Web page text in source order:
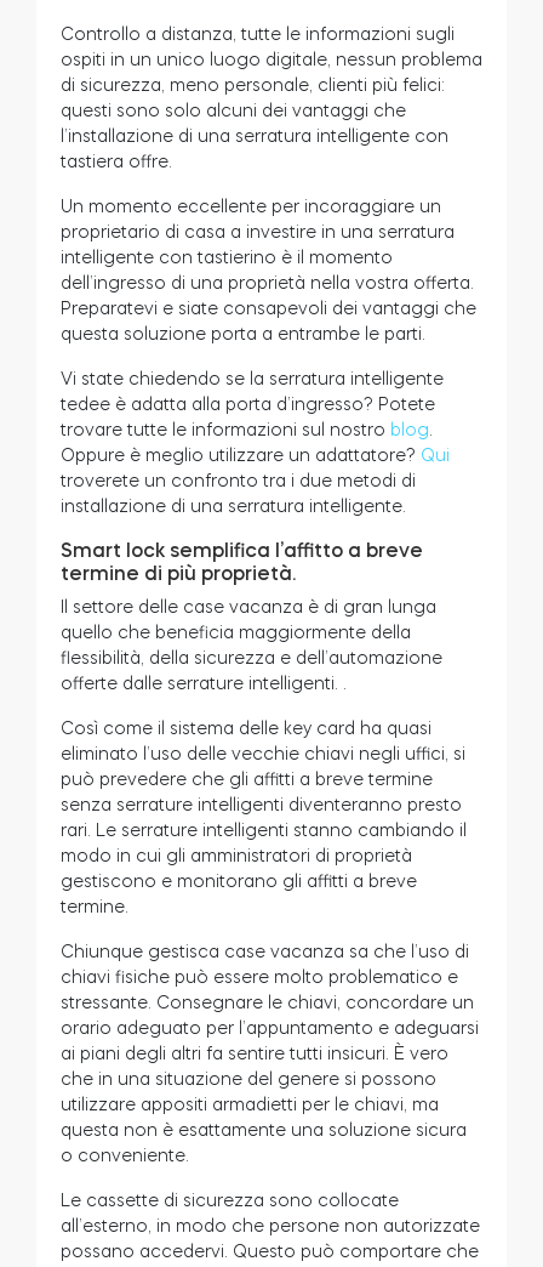
Adattatori
Casa acces
Tedee Keypad PRO
Tedee Biometric Module
Modulo relè intelligente BleBox
Tedee Dry Contact
Tedee GO2
Acquista ora
Controllo a distanza, tutte le informazioni sugli
ospiti in un unico luogo digitale, nessun problema
di sicurezza, meno personale, clienti più felici:
questi sono solo alcuni dei vantaggi che
l’installazione di una serratura intelligente con
tastiera offre.
Un momento eccellente per incoraggiare un
proprietario di casa a investire in una serratura
intelligente con tastierino è il momento
dell’ingresso di una proprietà nella vostra offerta.
Preparatevi e siate consapevoli dei vantaggi che
questa soluzione porta a entrambe le parti.
Vi state chiedendo se la serratura intelligente
tedee è adatta alla porta d’ingresso? Potete
trovare tutte le informazioni sul nostro blog
Oppure è meglio utilizzare un adattatore? Qui
troverete un confronto tra i due metodi di
installazione di una serratura intelligente.
Smart lock semplifica l’affitto a breve
termine di più proprietà.
Il settore delle case vacanza è di gran lunga
quello che beneficia maggiormente della
flessibilità, della sicurezza e dell’automazione
offerte dalle serrature intelligenti.
Così come il sistema delle key card ha quasi
eliminato l’uso delle vecchie chiavi negli uffici, si
può prevedere che gli affitti a breve termine
senza serrature intelligenti diventeranno presto
rari. Le serrature intelligenti stanno cambiando il
modo in cui gli amministratori di proprietà
gestiscono e monitorano gli affitti a breve
termine.
Chiunque gestisca case vacanza sa che l’uso di
chiavi fisiche può essere molto problematico e
stressante. Consegnare le chiavi, concordare un
orario adeguato per l’appuntamento e adeguarsi
ai piani degli altri fa sentire tutti insicuri. È vero
che in una situazione del genere si possono
utilizzare appositi armadietti per le chiavi, ma
questa non è esattamente una soluzione sicura
o conveniente.
Le cassette di sicurezza sono collocate
all’esterno, in modo che persone non autorizzate
possano accedervi. Questo può comportare che